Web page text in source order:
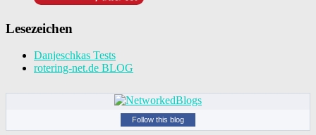
Lesezeichen
Danjeschkas Tests
rotering-net.de BLOG
Follow this blog